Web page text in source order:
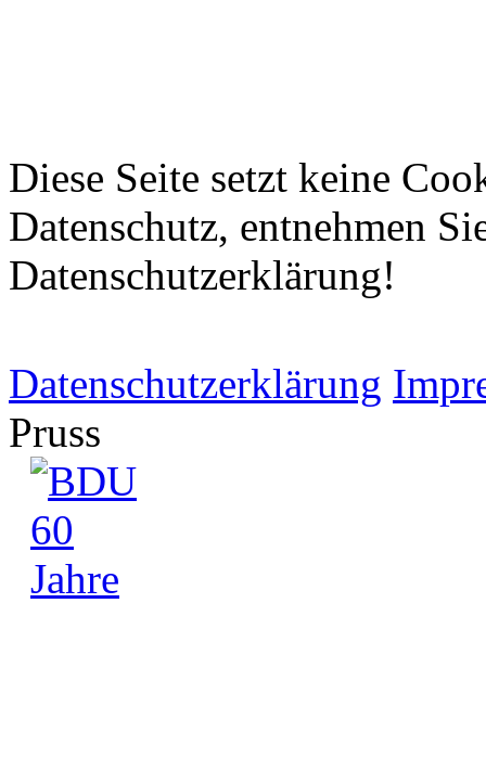
Diese Seite setzt keine
Datenschutz, entnehmen
Datenschutzerklärung!
Datenschutzerklärung
Pruss